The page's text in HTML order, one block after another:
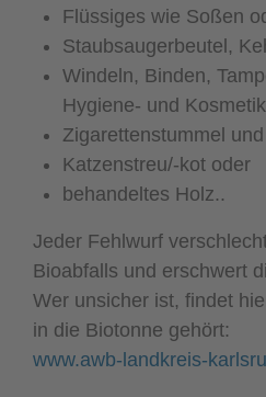
Flüssiges wie Soßen
Staubsaugerbeutel,
Windeln, Binden,
Hygiene- und
Zigarettenstummel
Katzenstreu/-kot oder
behandeltes Holz..
Jeder Fehlwurf
Bioabfalls und erschwert
Wer unsicher ist, findet
in die Biotonne gehört:
www.awb-landkreis-